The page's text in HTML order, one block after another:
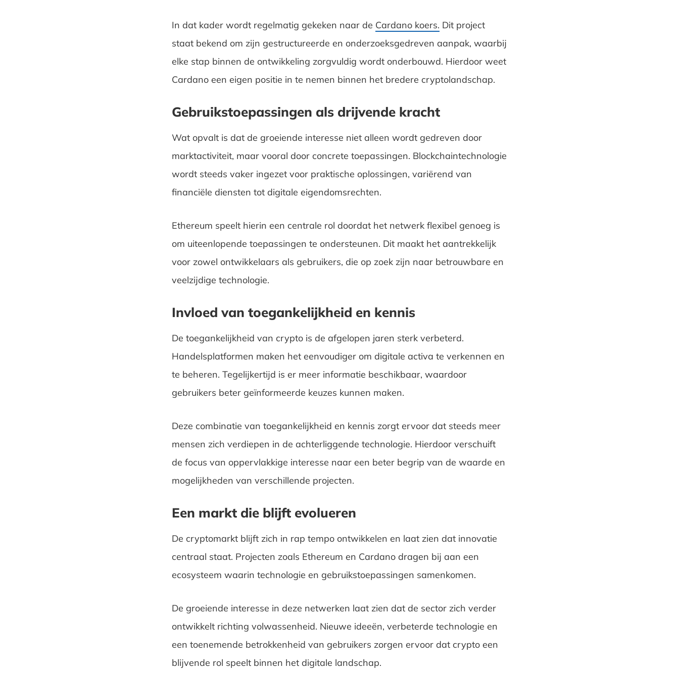
In dat kader wordt regelmatig gekeken naar de Cardano koers. Dit project
staat bekend om zijn gestructureerde en onderzoeksgedreven aanpak, waarbij
elke stap binnen de ontwikkeling zorgvuldig wordt onderbouwd. Hierdoor weet
Cardano een eigen positie in te nemen binnen het bredere cryptolandschap.
Gebruikstoepassingen als drijvende kracht
Wat opvalt is dat de groeiende interesse niet alleen wordt gedreven door
marktactiviteit, maar vooral door concrete toepassingen. Blockchaintechnologie
wordt steeds vaker ingezet voor praktische oplossingen, variërend van
financiële diensten tot digitale eigendomsrechten.
Ethereum speelt hierin een centrale rol doordat het netwerk flexibel genoeg is
om uiteenlopende toepassingen te ondersteunen. Dit maakt het aantrekkelijk
voor zowel ontwikkelaars als gebruikers, die op zoek zijn naar betrouwbare en
veelzijdige technologie.
Invloed van toegankelijkheid en kennis
De toegankelijkheid van crypto is de afgelopen jaren sterk verbeterd.
Handelsplatformen maken het eenvoudiger om digitale activa te verkennen en
te beheren. Tegelijkertijd is er meer informatie beschikbaar, waardoor
gebruikers beter geïnformeerde keuzes kunnen maken.
Deze combinatie van toegankelijkheid en kennis zorgt ervoor dat steeds meer
mensen zich verdiepen in de achterliggende technologie. Hierdoor verschuift
de focus van oppervlakkige interesse naar een beter begrip van de waarde en
mogelijkheden van verschillende projecten.
Een markt die blijft evolueren
De cryptomarkt blijft zich in rap tempo ontwikkelen en laat zien dat innovatie
centraal staat. Projecten zoals Ethereum en Cardano dragen bij aan een
ecosysteem waarin technologie en gebruikstoepassingen samenkomen.
De groeiende interesse in deze netwerken laat zien dat de sector zich verder
ontwikkelt richting volwassenheid. Nieuwe ideeën, verbeterde technologie en
een toenemende betrokkenheid van gebruikers zorgen ervoor dat crypto een
blijvende rol speelt binnen het digitale landschap.